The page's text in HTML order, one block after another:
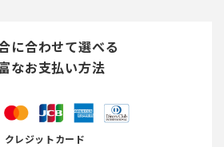
に合わせて選べる
なお支払い方法
クレジットカード